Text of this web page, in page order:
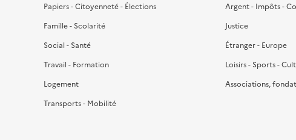
Papiers - Citoyenneté - Élections
Famille - Scolarité
Social - Santé
Travail - Formation
Logement
Transports - Mobilité
Argent - Impôts -
Justice
Étranger - Europe
Loisirs - Sports -
Associations,